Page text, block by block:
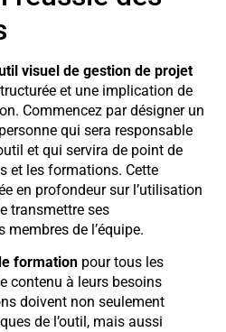
visuel de gestion de projet
et une implication de
Commencez par désigner un
qui sera responsable
et qui servira de point de
et les formations. Cette
en profondeur sur l’utilisation
transmettre ses
de l’équipe.
formation pour tous les
contenu à leurs besoins
doivent non seulement
de l’outil, mais aussi